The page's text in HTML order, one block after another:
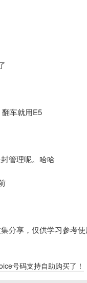
车就用E5
管理呢。哈哈
集分享，仅供学习参考
号码支持自助购买了！